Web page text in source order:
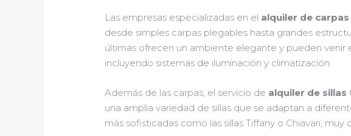
Las empresas especializadas en el alquiler de carpas
desde simples carpas plegables hasta grandes
últimas ofrecen un ambiente elegante y pueden venir
incluyendo sistemas de iluminación y climatización.
Además de las carpas, el servicio de alquiler de sillas
una amplia variedad de sillas que se adaptan a
más sofisticadas como las sillas Tiffany o Chiavari,